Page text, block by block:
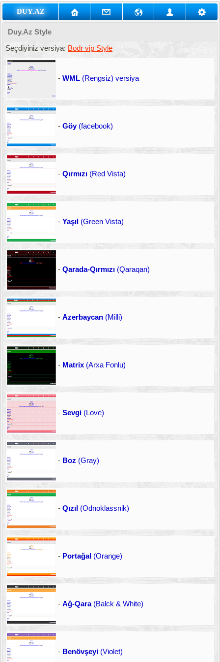
DUY.AZ
Duy.Az Style
Seçdiyiniz versiya: Bodr vip Style
- WML (Rengsiz) versiya
- Göy(facebook)
- Qırmızı (Red Vista)
- Yaşıl (Green Vista)
- Qarada-Qırmızı (Qaraqan)
- Azerbaycan (Milli)
- Matrix (Arxa Fonlu)
- Sevgi (Love)
- Boz (Gray)
- Qızıl (Odnoklassnik)
- Portağal (Orange)
- Ağ-Qara(Balck & White)
- Benövşeyi (Violet)